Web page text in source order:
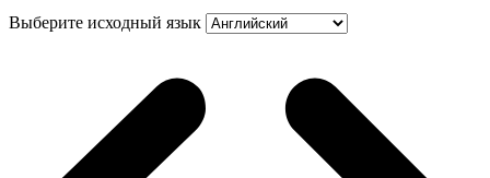
Выберите исходный язык